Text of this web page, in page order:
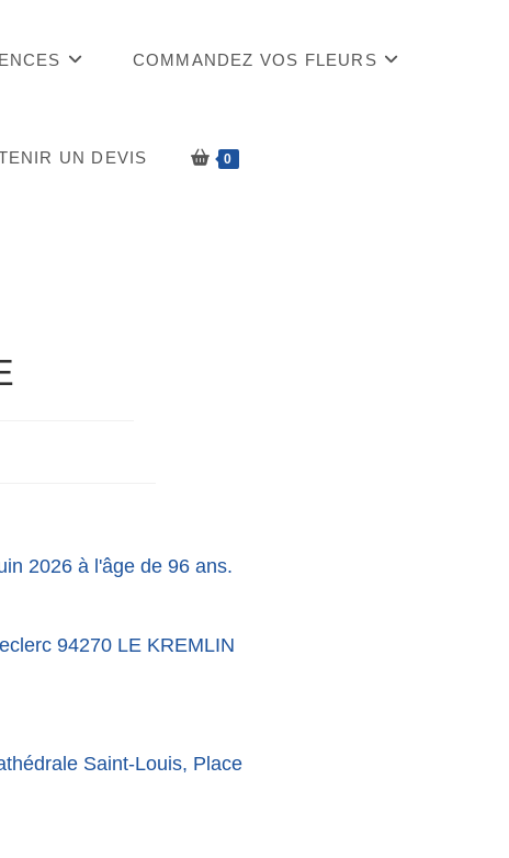
COMMANDEZ VOS FLEURS
UN DEVIS 0
2026 à l'âge de 96 ans.
94270 LE KREMLIN
Saint-Louis, Place